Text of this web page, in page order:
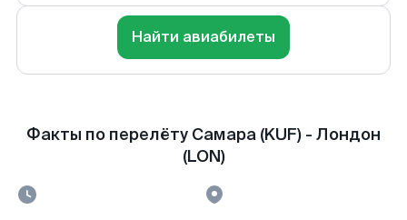
Найти авиабилеты
Факты по перелёту Самара (KUF) - Лондон
(LON)